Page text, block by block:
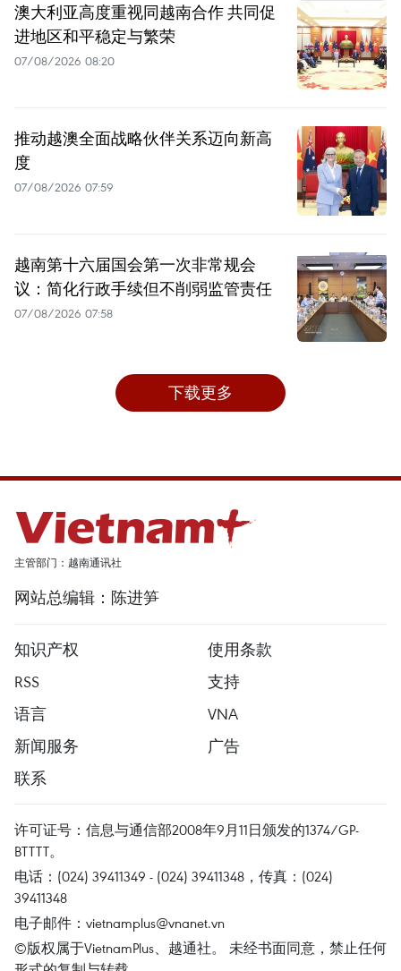
澳大利亚高度重视同越南合作 共同促
进地区和平稳定与繁荣
07/08/2026 08:20
推动越澳全面战略伙伴关系迈向新高
度
07/08/2026 07:59
越南第十六届国会第一次非常规会
议：简化行政手续但不削弱监管责任
07/08/2026 07:58
下载更多
主管部门：越南通讯社
网站总编辑：陈进笋
知识产权
使用条款
RSS
支持
语言
VNA
新闻服务
广告
联系
许可证号：信息与通信部2008年9月11日颁发的1374/GP-
BTTTT。
电话：(024) 39411349 - (024) 39411348，传真：(024)
39411348
电子邮件： vietnamplus@vnanet.vn
©版权属于VietnamPlus、越通社。 未经书面同意，禁止任何